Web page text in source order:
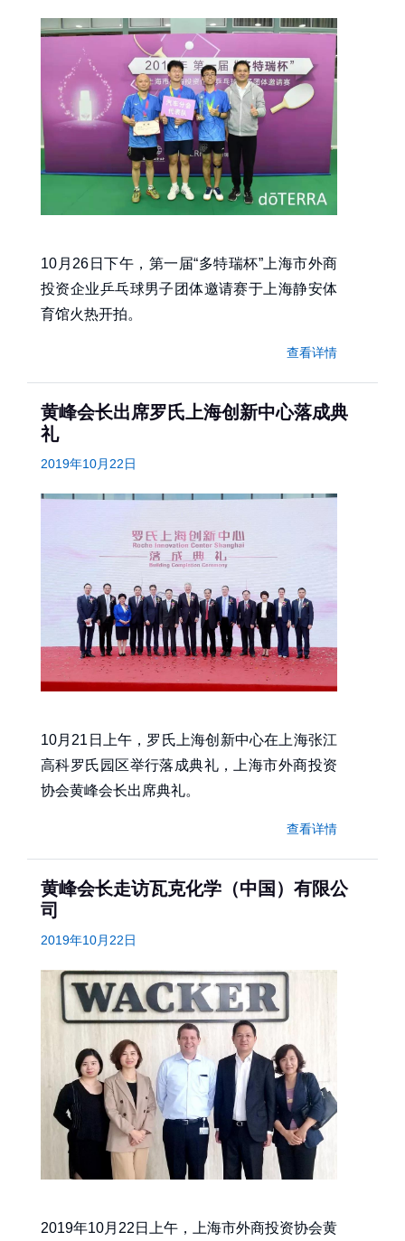
10月26日下午，第一届“多特瑞杯”上海市外商
投资企业乒乓球男子团体邀请赛于上海静安体
育馆火热开拍。
查看详情
黄峰会长出席罗氏上海创新中心落成典
礼
2019年10月22日
10月21日上午，罗氏上海创新中心在上海张江
高科罗氏园区举行落成典礼，上海市外商投资
协会黄峰会长出席典礼。
查看详情
黄峰会长走访瓦克化学（中国）有限公
司
2019年10月22日
2019年10月22日上午，上海市外商投资协会黄